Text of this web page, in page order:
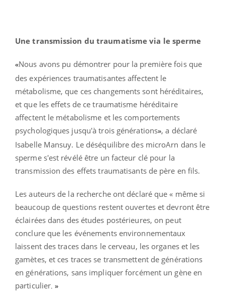
Une transmission du traumatisme via le sperme
«Nous avons pu démontrer pour la première fois que
des expériences traumatisantes affectent le
métabolisme, que ces changements sont héréditaires,
et que les effets de ce traumatisme héréditaire
affectent le métabolisme et les comportements
psychologiques jusqu'à trois générations», a déclaré
Isabelle Mansuy. Le déséquilibre des microArn dans le
sperme s'est révélé être un facteur clé pour la
transmission des effets traumatisants de père en fils.
Les auteurs de la recherche ont déclaré que « même si
beaucoup de questions restent ouvertes et devront être
éclairées dans des études postérieures, on peut
conclure que les événements environnementaux
laissent des traces dans le cerveau, les organes et les
gamètes, et ces traces se transmettent de générations
en générations, sans impliquer forcément un gène en
particulier . »